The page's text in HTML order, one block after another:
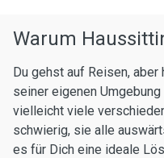
Warum
Du gehst auf Reisen,
seiner eigenen
vielleicht viele
schwierig, sie alle
es für Dich eine ideale